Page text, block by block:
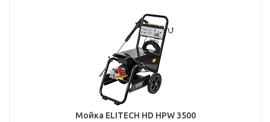
Мойка ELITECH HD HPW 3500